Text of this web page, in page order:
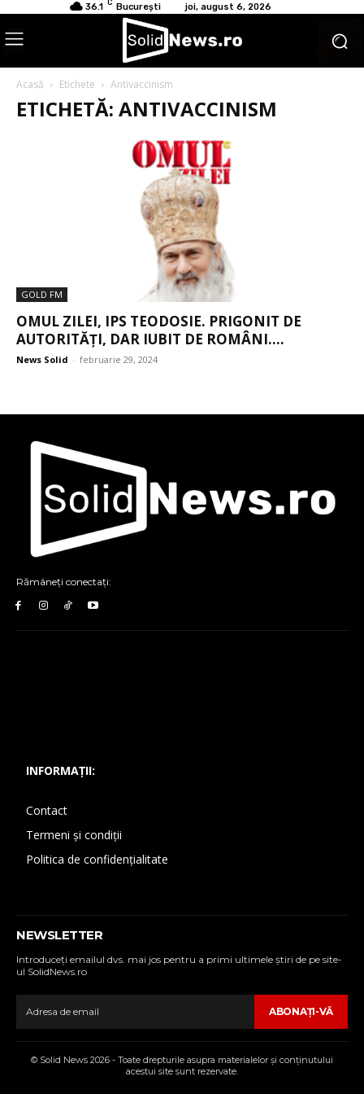
36.1 C București joi, august 6, 2026
Acasă Etichete Antivaccinism
ETICHETĂ: ANTIVACCINISM
GOLD FM
OMUL ZILEI, IPS TEODOSIE. PRIGONIT DE
AUTORITĂȚI, DAR IUBIT DE ROMÂNI....
News Solid - februarie 29, 2024
Rămâneți conectați:
INFORMAȚII:
Contact
Termeni și condiții
Politica de confidențialitate
NEWSLETTER
Introduceţi emailul dvs. mai jos pentru a primi ultimele ştiri de pe site-
ul SolidNews.ro
ABONAŢI-VĂ
© Solid News 2026 - Toate drepturile asupra materialelor şi conţinutului
acestui site sunt rezervate.